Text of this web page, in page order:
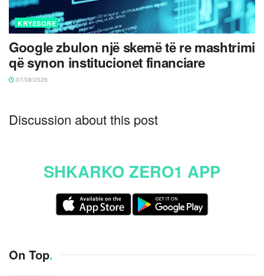
KRYESORE
Google zbulon një skemë të re mashtrimi
që synon institucionet financiare
07/08/2026
Discussion about this post
SHKARKO ZERO1 APP
On Top.